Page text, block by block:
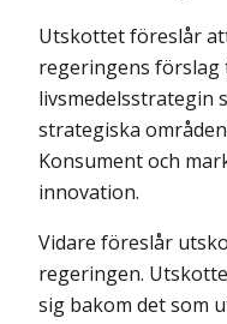
Utskottet föreslår
regeringens
livsmedelsstrategin
strategiska
Konsument och
innovation.
Vidare föreslår
regeringen.
sig bakom det som